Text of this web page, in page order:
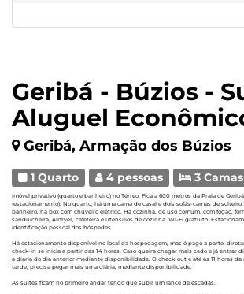
Geribá - Búzios -
Aluguel
Geribá, Armação dos Búzios
1 Quarto 4 pessoas 3 Camas
Imóvel privativo (quarto e banheiro) no Térreo. Fica a 600 metros da Praia de
(estacionamento). No quarto, há uma cama de casal e dois sofás-camas de
banheiro, há box com chuveiro elétrico. Há cozinha, de uso comum, com fogão,
sanduicheira, Airfryer, cafeteira e utensílios de cozinha. Wi-Fi gratuito.
identificação pessoal dos hóspedes.
Há estacionamento disponível no local da hospedagem, mas é pago a parte,
check-in se inicia a partir das 14 horas. Caso queira chegar mais cedo e já entrar
a diária do dia anterior mediante disponibilidade. O check-out é até as 11 horas da
tarde, precisa pegar mais uma diária, mediante disponibilidade.
As suítes ficam no primeiro andar tendo que subir um lance de escadas.